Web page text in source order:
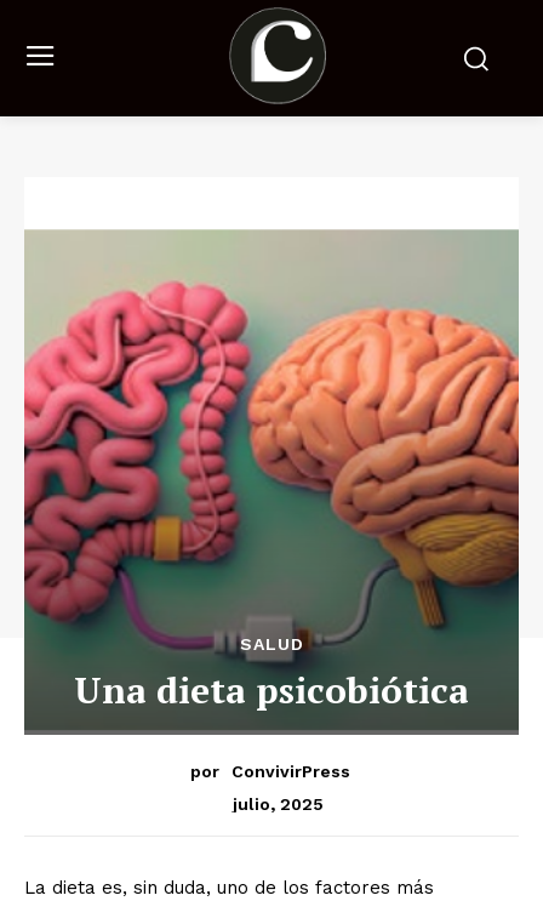
SALUD
Una dieta psicobiótica
por
ConvivirPress
julio, 2025
La dieta es, sin duda, uno de los factores más